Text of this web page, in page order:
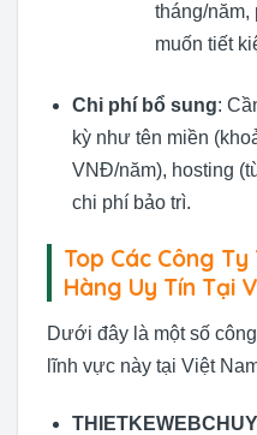
tháng/
muốn tiết
Chi phí bổ sung:
kỳ như tên miền
VNĐ/năm), hosting
chi phí bảo trì.
Top Các Công
Hàng Uy Tín Tại
Dưới đây là một số
lĩnh vực này tại Việt